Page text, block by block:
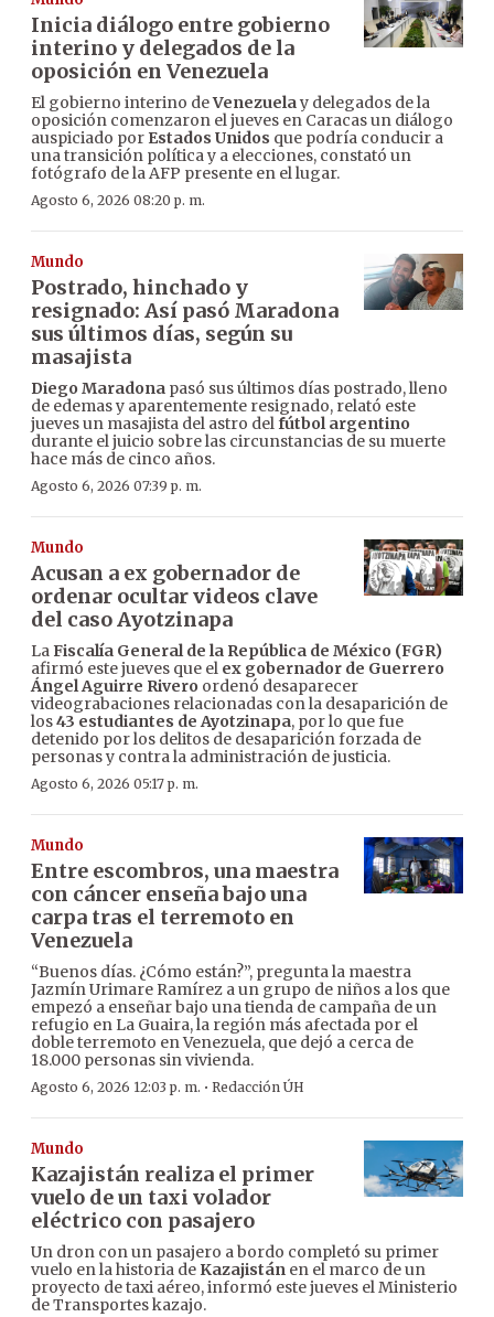
Inicia diálogo entre gobierno
interino y delegados de la
oposición en Venezuela
El gobierno interino deVenezuelay delegados de la
oposición comenzaron el jueves en Caracas un diálogo
auspiciado por Estados Unidos que podría conducir a
una transición política y a elecciones, constató un
fotógrafo de la AFP presente en el lugar.
Agosto 6, 2026 08:20 p. m.
Mundo
Postrado, hinchado y
resignado: Así pasó Maradona
sus últimos días, según su
masajista
Diego Maradona pasó sus últimos días postrado, lleno
de edemas y aparentemente resignado, relató este
jueves un masajista del astro delfútbol argentino
durante el juicio sobre las circunstancias de su muerte
hace más de cinco años.
Agosto 6, 2026 07:39 p. m.
Mundo
Acusan a ex gobernador de
ordenar ocultar videos clave
del caso Ayotzinapa
LaFiscalía General de la República de México (FGR)
afirmó este jueves que el ex gobernador de Guerrero
Ángel Aguirre Rivero ordenó desaparecer
videograbaciones relacionadas con la desaparición de
los43 estudiantes de Ayotzinapa, por lo que fue
detenido por los delitos de desaparición forzada de
personas y contra la administración de justicia.
Agosto 6, 2026 05:17 p. m.
Mundo
Entre escombros, una maestra
con cáncer enseña bajo una
carpa tras el terremoto en
Venezuela
“Buenos días. ¿Cómo están?”, pregunta la maestra
Jazmín Urimare Ramírez a un grupo de niños a los que
empezó a enseñar bajo una tienda de campaña de un
refugio en La Guaira, la región más afectada por el
doble terremoto en Venezuela, que dejó a cerca de
18.000 personas sin vivienda.
Agosto 6, 2026 12:03 p. m. · Redacción ÚH
Mundo
Kazajistán realiza el primer
vuelo de un taxi volador
eléctrico con pasajero
Un dron con un pasajero a bordo completó su primer
vuelo en la historia de Kazajistán en el marco de un
proyecto de taxi aéreo, informó este jueves el Ministerio
de Transportes kazajo.